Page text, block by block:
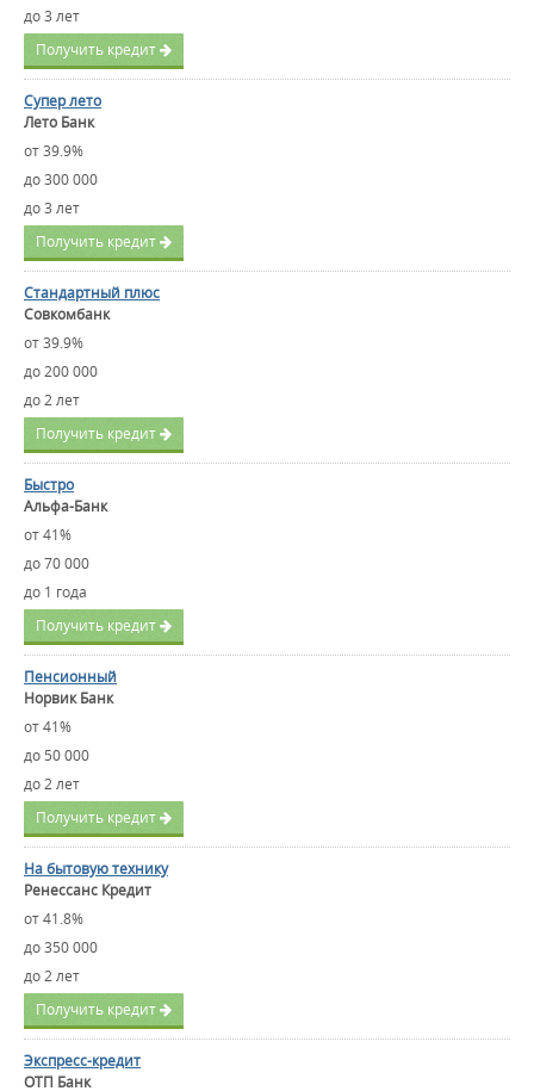
до 3 лет
Получить кредит
Супер лето
Лето Банк
от 39.9%
до 300 000
до 3 лет
Получить кредит
Стандартный плюс
Совкомбанк
от 39.9%
до 200 000
до 2 лет
Получить кредит
Быстро
Альфа-Банк
от 41%
до 70 000
до 1 года
Получить кредит
Пенсионный
Норвик Банк
от 41%
до 50 000
до 2 лет
Получить кредит
На бытовую технику
Ренессанс Кредит
от 41.8%
до 350 000
до 2 лет
Получить кредит
Экспресс-кредит
ОТП Банк